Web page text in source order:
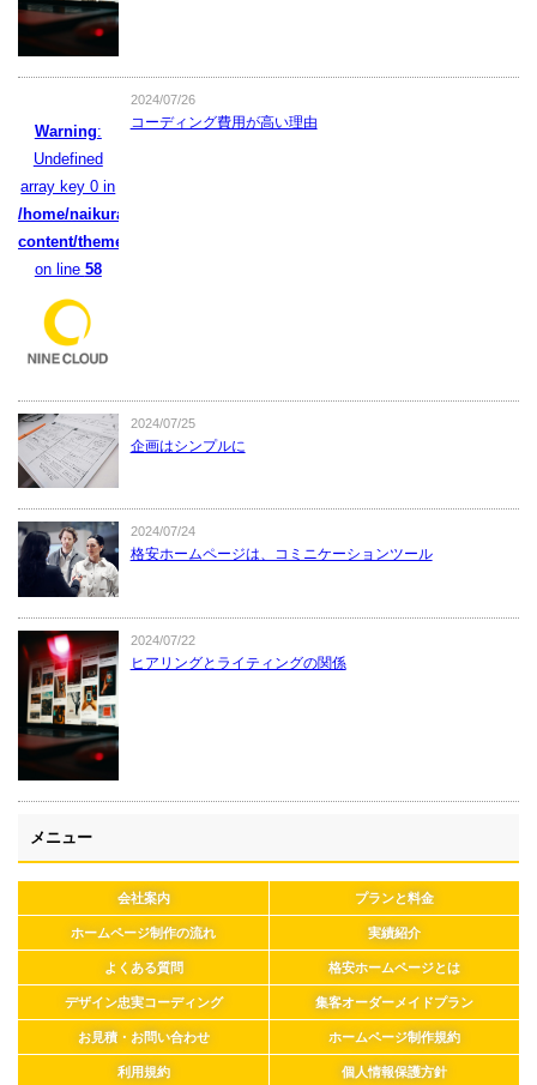
Warning:
Undefined
array key 0 in
/home/naikura/naikura.com/public_html/wpcms/wp-
content/themes/naikura/functions.php
on line 58
2024/07/26
コーディング費用が高い理由
2024/07/25
企画はシンプルに
2024/07/24
格安ホームページは、コミニケーションツール
2024/07/22
ヒアリングとライティングの関係
メニュー
会社案内 プランと料金
ホームページ制作の流れ 実績紹介
よくある質問 格安ホームページとは
デザイン忠実コーディング 集客オーダーメイドプラン
お見積・お問い合わせ ホームページ制作規約
利用規約 個人情報保護方針